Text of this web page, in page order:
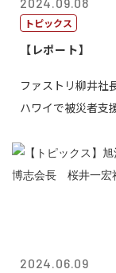
トピックス
【レポート】
ファストリ柳井社
ハワイで被災者支
2024.06.09